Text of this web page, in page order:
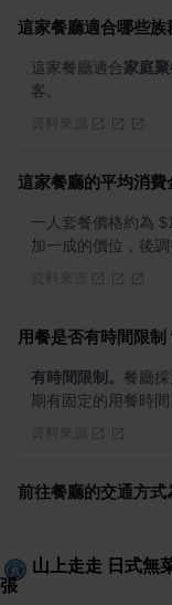
這家餐廳適合哪些族
這家餐廳適合家庭
客。
這家餐廳的平均消費
一人套餐價格約為
加一成的價位，後
用餐是否有時間限制
有時間限制。 餐廳
期有固定的用餐時間
前往餐廳的交通方式
山上走走 日式無
張